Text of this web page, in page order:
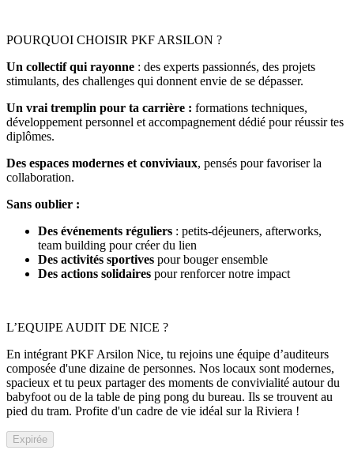
POURQUOI CHOISIR PKF ARSILON ?
Un collectif qui rayonne : des experts passionnés, des projets
stimulants, des challenges qui donnent envie de se dépasser.
Un vrai tremplin pour ta carrière : formations techniques,
développement personnel et accompagnement dédié pour réussir tes
diplômes.
Des espaces modernes et conviviaux, pensés pour favoriser la
collaboration.
Sans oublier :
Des événements réguliers : petits-déjeuners, afterworks,
team building pour créer du lien
Des activités sportives pour bouger ensemble
Des actions solidaires pour renforcer notre impact
L’EQUIPE AUDIT DE NICE ?
En intégrant PKF Arsilon Nice, tu rejoins une équipe d’auditeurs
composée d'une dizaine de personnes. Nos locaux sont modernes,
spacieux et tu peux partager des moments de convivialité autour du
babyfoot ou de la table de ping pong du bureau. Ils se trouvent au
pied du tram. Profite d'un cadre de vie idéal sur la Riviera !
Expirée